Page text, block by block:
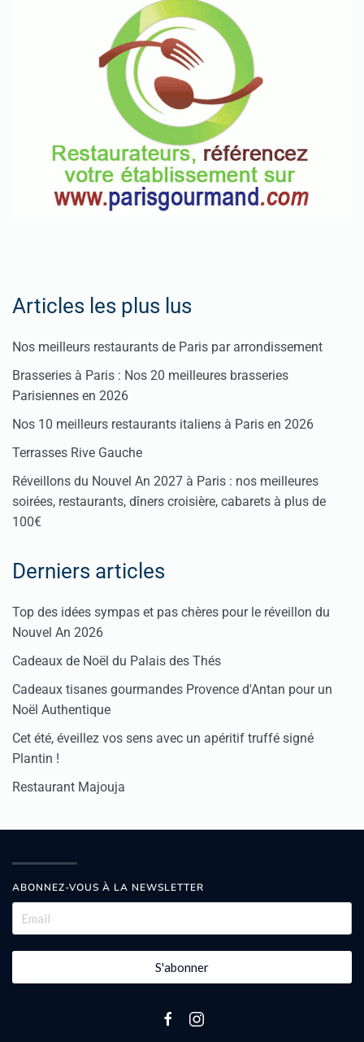
Articles les plus lus
Nos meilleurs restaurants de Paris par arrondissement
Brasseries à Paris : Nos 20 meilleures brasseries
Parisiennes en 2026
Nos 10 meilleurs restaurants italiens à Paris en 2026
Terrasses Rive Gauche
Réveillons du Nouvel An 2027 à Paris : nos meilleures
soirées, restaurants, dîners croisière, cabarets à plus de
100€
Derniers articles
Top des idées sympas et pas chères pour le réveillon du
Nouvel An 2026
Cadeaux de Noël du Palais des Thés
Cadeaux tisanes gourmandes Provence d'Antan pour un
Noël Authentique
Cet été, éveillez vos sens avec un apéritif truffé signé
Plantin !
Restaurant Majouja
ABONNEZ-VOUS À LA NEWSLETTER
S'abonner